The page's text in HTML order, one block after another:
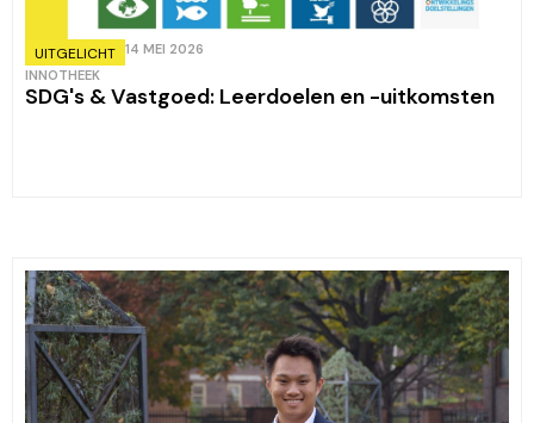
UITGELICHT 14 MEI 2026
INNOTHEEK
SDG's & Vastgoed: Leerdoelen en -uitkomsten